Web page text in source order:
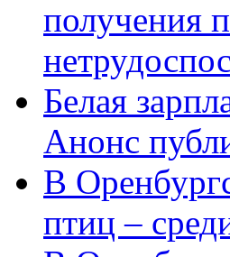
получения
Белая
Анонс
В
птиц –